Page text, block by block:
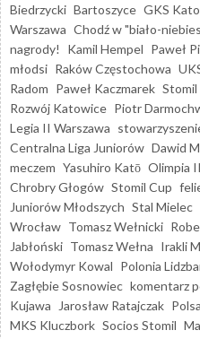
Biedrzycki Bartoszyce GKS
Warszawa Chodź w "biało-
nagrody!
Kamil Hempel Paweł
młodsi Raków Częstochowa
Radom Paweł Kaczmarek Stomil
Rozwój Katowice Piotr
Legia II Warszawa
Centralna Liga Juniorów Dawid
meczem Yasuhiro Katō Olimpia
Chrobry Głogów Stomil Cup
Juniorów Młodszych Stal Mielec
Wrocław Tomasz Wełnicki
Jabłoński Tomasz Wełna Irakli
Wołodymyr Kowal Polonia
Zagłębie Sosnowiec komentarz
Kujawa
Jarosław Ratajczak
MKS Kluczbork Socios Stomil